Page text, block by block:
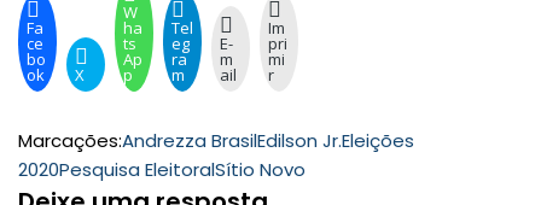
Fa
ce
bo
ok X
W
ha
ts
Ap
p
Tel
eg
ra
m
E-
m
ail
Im
pri
mi
r
Marcações:Andrezza BrasilEdilson Jr.Eleições
2020Pesquisa EleitoralSítio Novo